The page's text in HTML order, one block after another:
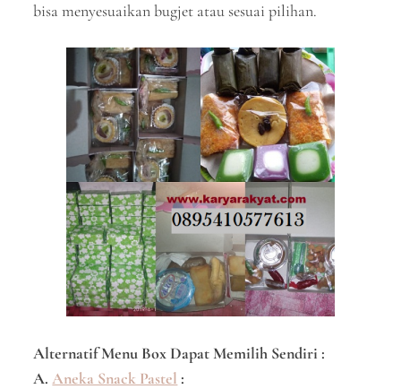
bisa menyesuaikan bugjet atau sesuai pilihan.
Alternatif Menu Box Dapat Memilih Sendiri :
A.Aneka Snack Pastel :